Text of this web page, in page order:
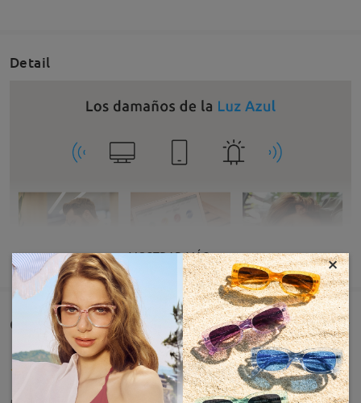
Detail
MOSTRAR MÁS
Comentarios de Clientes(50)
×